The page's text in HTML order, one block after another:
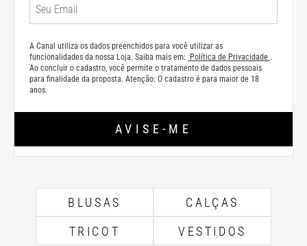
A Canal utiliza os dados preenchidos para você utilizar as
funcionalidades da nossa Loja. Saiba mais em:
Política de Privacidade .
Ao concluir o cadastro, você permite o tratamento de dados pessoais
para finalidade da proposta. Atenção: O cadastro é para maior de 18
anos.
AVISE-ME
BLUSAS
CALÇAS
TRICOT
VESTIDOS